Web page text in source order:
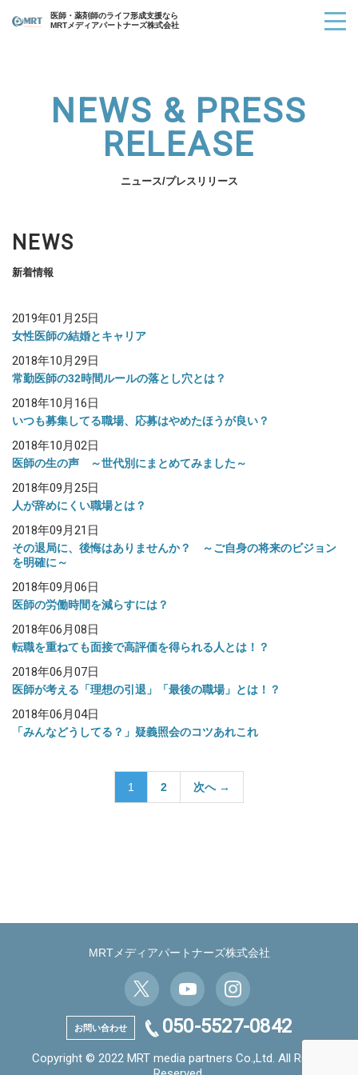
医師・薬剤師のライフ形成支援なら
MRTメディアパートナーズ株式会社
NEWS & PRESS
RELEASE
ニュース/プレスリリース
NEWS
新着情報
2019年01月25日
女性医師の結婚とキャリア
2018年10月29日
常勤医師の32時間ルールの落とし穴とは？
2018年10月16日
いつも募集してる職場、応募はやめたほうが良い？
2018年10月02日
医師の生の声 ～世代別にまとめてみました～
2018年09月25日
人が辞めにくい職場とは？
2018年09月21日
その退局に、後悔はありませんか？ ～ご自身の将来のビジョン
を明確に～
2018年09月06日
医師の労働時間を減らすには？
2018年06月08日
転職を重ねても面接で高評価を得られる人とは！？
2018年06月07日
医師が考える「理想の引退」「最後の職場」とは！？
2018年06月04日
「みんなどうしてる？」疑義照会のコツあれこれ
送
1 2 次へ →
MRTメディアパートナーズ株式会社
お問い合わせ 050-5527-0842
Copyright © 2022 MRT media partners Co.,Ltd. All Rights